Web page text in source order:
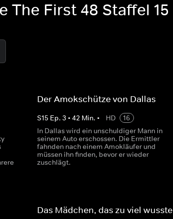
The First 48 Staffel 15
Der Amokschütze von Dallas
S15 Ep.3 •42 Min. • HD
16
In Dallas wird ein unschuldiger Mann in
seinem Auto erschossen. Die Ermittler
fahnden nach einem Amokläufer und
müssen ihn finden, bevor er wieder
zuschlägt.
Das Mädchen, das zu viel wusste